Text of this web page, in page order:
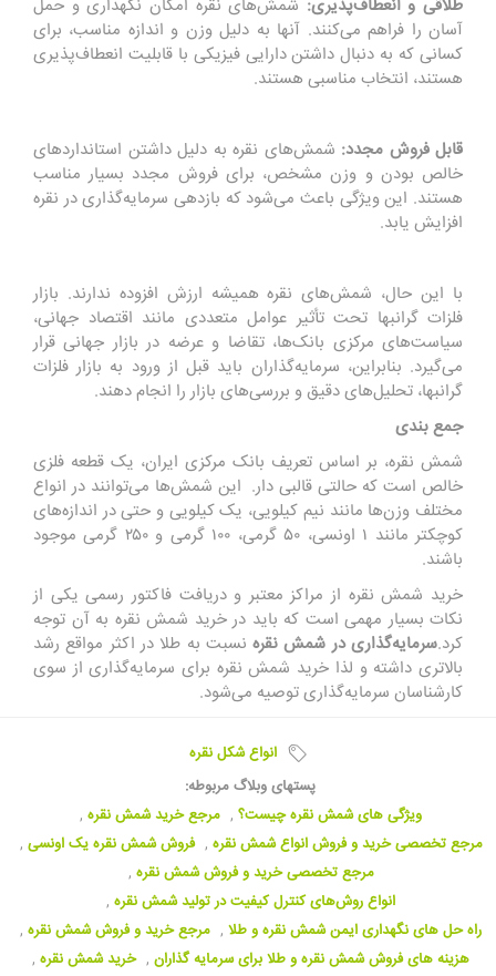
طلاقی و انعطاف‌پذیری: شمش‌های نقره امکان نگهداری و حمل
آسان را فراهم می‌کنند. آنها به دلیل وزن و اندازه مناسب، برای
کسانی که به دنبال داشتن دارایی فیزیکی با قابلیت انعطاف‌پذیری
هستند، انتخاب مناسبی هستند.
قابل فروش مجدد: شمش‌های نقره به دلیل داشتن استانداردهای
خالص بودن و وزن مشخص، برای فروش مجدد بسیار مناسب
هستند. این ویژگی باعث می‌شود که بازدهی سرمایه‌گذاری در نقره
افزایش یابد.
با این حال، شمش‌های نقره همیشه ارزش افزوده ندارند. بازار
فلزات گرانبها تحت تأثیر عوامل متعددی مانند اقتصاد جهانی،
سیاست‌های مرکزی بانک‌ها، تقاضا و عرضه در بازار جهانی قرار
می‌گیرد. بنابراین، سرمایه‌گذاران باید قبل از ورود به بازار فلزات
گرانبها، تحلیل‌های دقیق و بررسی‌های بازار را انجام دهند.
جمع بندی
شمش نقره، بر اساس تعریف بانک مرکزی ایران، یک قطعه فلزی
خالص است که حالتی قالبی دار. این شمش‌ها می‌توانند در انواع
مختلف وزن‌ها مانند نیم کیلویی، یک کیلویی و حتی در اندازه‌های
کوچکتر مانند ۱ اونسی، ۵۰ گرمی، ۱۰۰ گرمی و ۲۵۰ گرمی موجود
باشند.
خرید شمش نقره از مراکز معتبر و دریافت فاکتور رسمی یکی از
نکات بسیار مهمی است که باید در خرید شمش نقره به آن توجه
کرد.سرمایه‌گذاری در شمش نقره نسبت به طلا در اکثر مواقع رشد
بالاتری داشته و لذا خرید شمش نقره برای سرمایه‌گذاری از سوی
کارشناسان سرمایه‌گذاری توصیه می‌شود.
انواع شکل نقره
پستهای وبلاگ مربوطه:
ویژگی های شمش نقره چیست؟ , مرجع خرید شمش نقره ,
مرجع تخصصی خرید و فروش انواع شمش نقره , فروش شمش نقره یک اونسی ,
مرجع تخصصی خرید و فروش شمش نقره ,
انواع روش‌های کنترل کیفیت در تولید شمش نقره ,
راه حل های نگهداری ایمن شمش نقره و طلا , مرجع خرید و فروش شمش نقره ,
هزینه های فروش شمش نقره و طلا برای سرمایه گذاران , خرید شمش نقره ,